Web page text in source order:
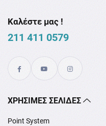
Καλέστε μας !
211 411 0579
XΡΉΣΙΜΕΣ ΣΕΛΊΔΕΣ
Point System